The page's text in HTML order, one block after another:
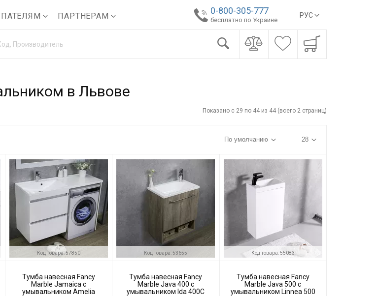
ПАРТНЕРАМ РУС
0-800-305-777
бесплатно по Украине
в Львове
Показано с 29 по 44 из 44 (всего 2 страниц)
Код товара: 57850
Тумба навесная Fancy
Marble Jamaica с
умывальником Amelia
Код товара: 53655
Тумба навесная Fancy
Marble Java 400 с
умывальником Ida 400C
Код товара: 55083
Тумба навесная Fancy
Marble Java 500 с
умывальником Linnea 500